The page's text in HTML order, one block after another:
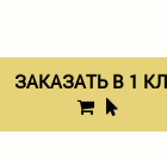
ЗАКАЗАТЬ В 1